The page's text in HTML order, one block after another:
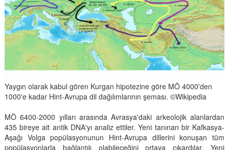
Yaygın olarak kabul gören Kurgan hipotezine göre MÖ 4000'den
1000'e kadar Hint-Avrupa dil dağılımlarının şeması. ©Wikipedia
MÖ 6400-2000 yılları arasında Avrasya'daki arkeolojik alanlardan
435 bireye ait antik DNA'yı analiz ettiler. Yeni tanınan bir Kafkasya-
Aşağı Volga popülasyonunun Hint-Avrupa dillerini konuşan tüm
popülasyonlarla bağlantılı olabileceğini ortaya çıkardılar. Yeni